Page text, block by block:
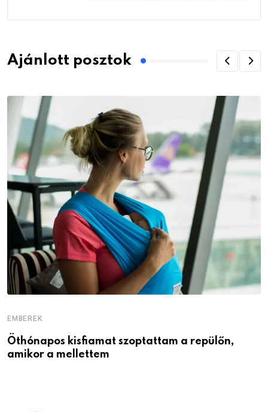
Ajánlott posztok
EMBEREK
Öthónapos kisfiamat szoptattam a repülőn,
amikor a mellettem